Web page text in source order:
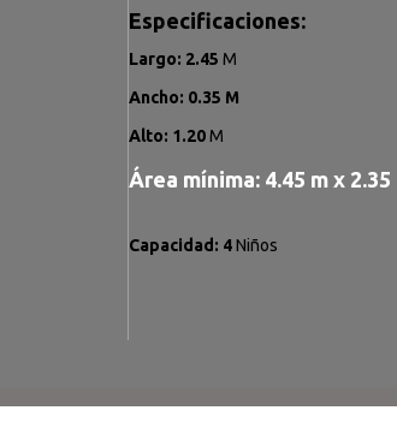
Especificaciones:
Largo: 2.45 M
Ancho: 0.35 M
Alto: 1.20M
Área mínima: 4.45 m x 2.35
Capacidad: 4Niños